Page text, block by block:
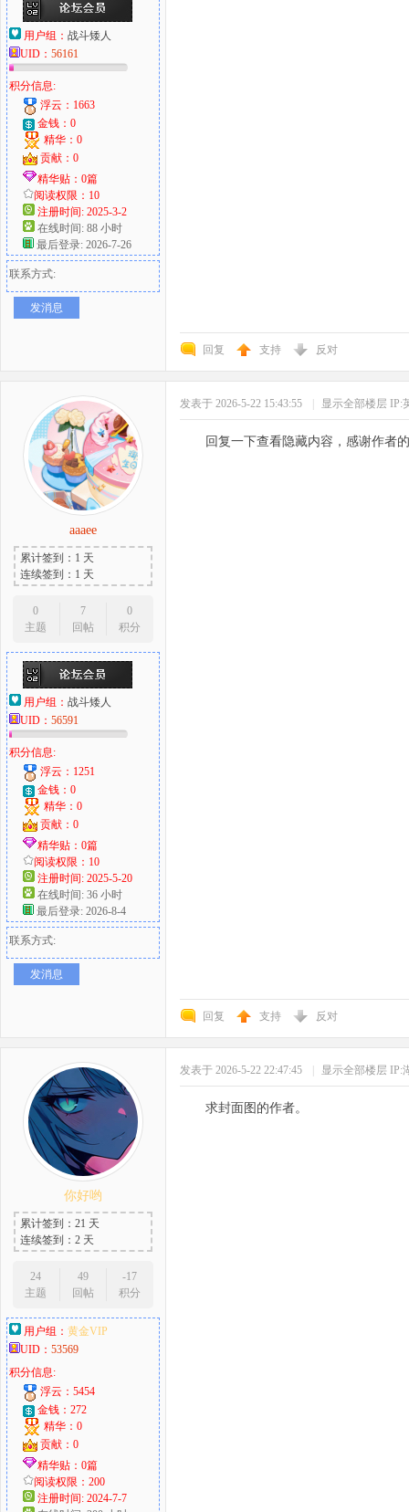
用户组： 战斗矮人
UID： 56161
积分信息:
浮云：1663
金钱：0
精华：0
贡献：0
精华贴：0篇
阅读权限：10
注册时间: 2025-3-2
在线时间: 88 小时
最后登录: 2026-7-26
联系方式:
发消息
回复 支持 反对
aaaee
累计签到：1 天
连续签到：1 天
0
主题
7
回帖
0
积分
用户组： 战斗矮人
UID： 56591
积分信息:
浮云：1251
金钱：0
精华：0
贡献：0
精华贴：0篇
阅读权限：10
注册时间: 2025-5-20
在线时间: 36 小时
最后登录: 2026-8-4
联系方式:
发消息
发表于 2026-5-22 15:43:55 显示全部楼层 IP:
回复一下查看隐藏内容，感谢作者
回复 支持 反对
你好哟
累计签到：21 天
连续签到：2 天
24
主题
49
回帖
-17
积分
用户组： 黄金VIP
UID： 53569
积分信息:
浮云：5454
金钱：272
精华：0
贡献：0
精华贴：0篇
阅读权限：200
注册时间: 2024-7-7
发表于 2026-5-22 22:47:45 显示全部楼层 IP:
求封面图的作